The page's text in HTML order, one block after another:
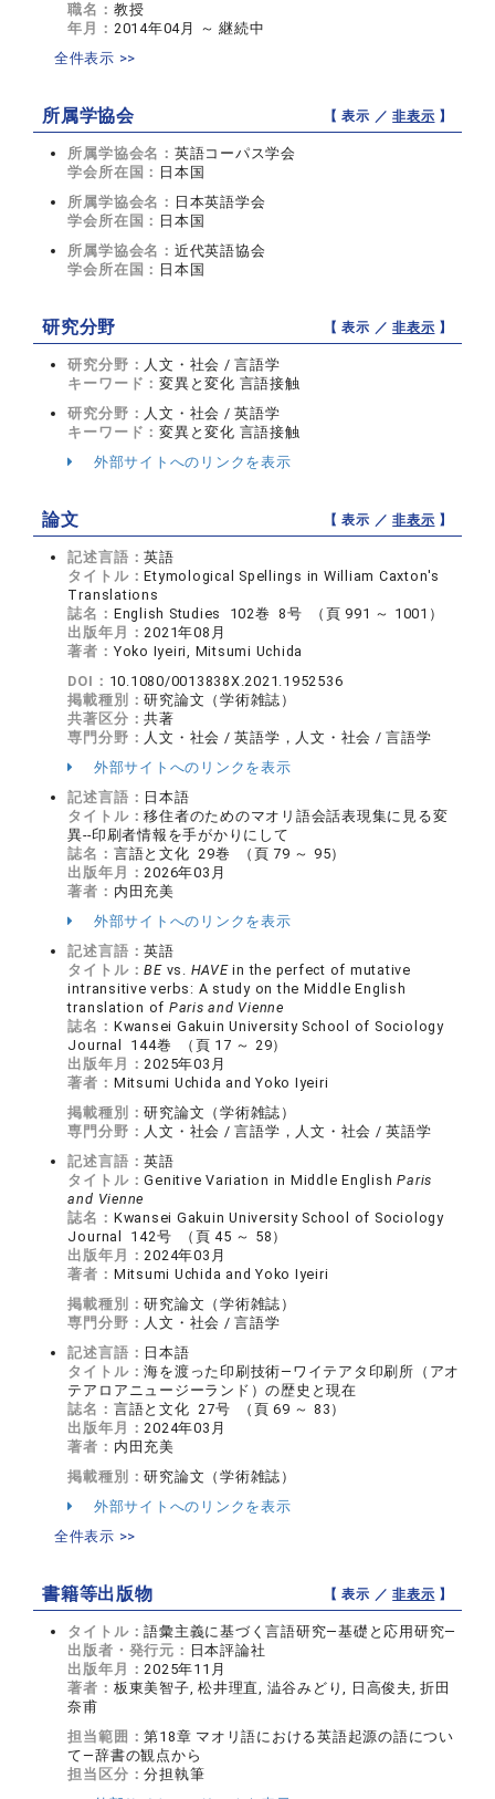
職名： 教授
年月： 2014年04月 ～ 継続中
全件表示 >>
所属学協会 【 表示 ／非表示 】
所属学協会名： 英語コーパス学会
学会所在国： 日本国
所属学協会名： 日本英語学会
学会所在国： 日本国
所属学協会名： 近代英語協会
学会所在国： 日本国
研究分野 【 表示 ／非表示 】
研究分野： 人文・社会 / 言語学
キーワード：変異と変化 言語接触
研究分野： 人文・社会 / 英語学
キーワード：変異と変化 言語接触
外部サイトへのリンクを表示
論文 【 表示 ／非表示 】
記述言語：英語
タイトル：Etymological Spellings in William Caxton's
Translations
誌名： English Studies 102巻 8号 （頁 991 ～ 1001）
出版年月：2021年08月
著者： Yoko Iyeiri, Mitsumi Uchida
DOI： 10.1080/0013838X.2021.1952536
掲載種別：研究論文（学術雑誌）
共著区分：共著
専門分野： 人文・社会 / 英語学，人文・社会 / 言語学
外部サイトへのリンクを表示
記述言語： 日本語
タイトル：移住者のためのマオリ語会話表現集に見る変
異--印刷者情報を手がかりにして
誌名： 言語と文化 29巻 （頁 79 ～ 95）
出版年月：2026年03月
著者： 内田充美
外部サイトへのリンクを表示
記述言語：英語
タイトル：BEvs. HAVEin the perfect of mutative
intransitive verbs: A study on the Middle English
translation of Paris and Vienne
誌名： Kwansei Gakuin University School of Sociology
Journal 144巻 （頁 17 ～ 29）
出版年月：2025年03月
著者： Mitsumi Uchida and Yoko Iyeiri
掲載種別：研究論文（学術雑誌）
専門分野： 人文・社会 / 言語学，人文・社会 / 英語学
記述言語：英語
タイトル：Genitive Variation in Middle EnglishParis
and Vienne
誌名： Kwansei Gakuin University School of Sociology
Journal 142号 （頁 45 ～ 58）
出版年月：2024年03月
著者： Mitsumi Uchida and Yoko Iyeiri
掲載種別：研究論文（学術雑誌）
専門分野： 人文・社会 / 言語学
記述言語： 日本語
タイトル：海を渡った印刷技術—ワイテアタ印刷所（アオ
テアロアニュージーランド）の歴史と現在
誌名： 言語と文化 27号 （頁 69 ～ 83）
出版年月：2024年03月
著者： 内田充美
掲載種別：研究論文（学術雑誌）
外部サイトへのリンクを表示
全件表示 >>
書籍等出版物 【 表示 ／非表示 】
タイトル：語彙主義に基づく言語研究―基礎と応用研究―
出版者・発行元： 日本評論社
出版年月：2025年11月
著者： 板東美智子, 松井理直, 澁谷みどり, 日高俊夫, 折田
奈甫
担当範囲：第18章 マオリ語における英語起源の語につい
て—辞書の観点から
担当区分：分担執筆